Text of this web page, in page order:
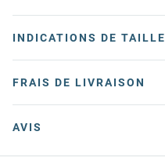
INDICATIONS DE TAILLE
FRAIS DE LIVRAISON
AVIS